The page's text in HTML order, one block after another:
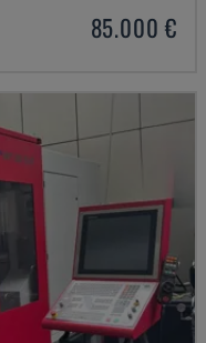
85.000 €